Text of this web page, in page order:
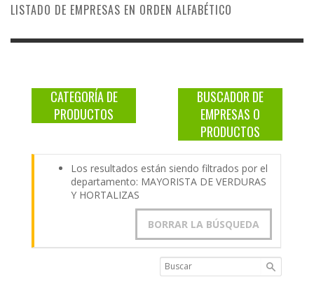
LISTADO DE EMPRESAS EN ORDEN ALFABÉTICO
CATEGORÍA DE
PRODUCTOS
BUSCADOR DE
EMPRESAS O
PRODUCTOS
Los resultados están siendo filtrados por el
departamento: MAYORISTA DE VERDURAS
Y HORTALIZAS
BORRAR LA BÚSQUEDA